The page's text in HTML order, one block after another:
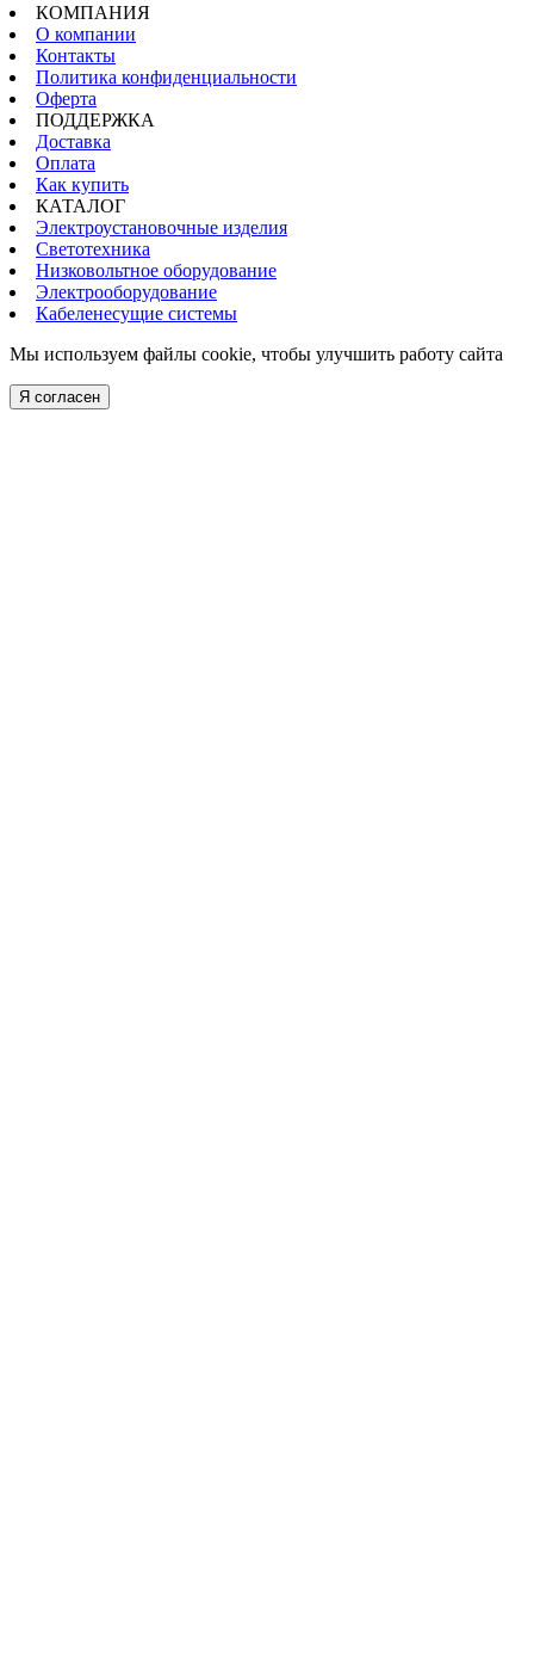
КОМПАНИЯ
О компании
Контакты
Политика конфиденциальности
Оферта
ПОДДЕРЖКА
Доставка
Оплата
Как купить
КАТАЛОГ
Электроустановочные изделия
Светотехника
Низковольтное оборудование
Электрооборудование
Кабеленесущие системы
Мы используем файлы cookie, чтобы улучшить работу сайта
Я согласен